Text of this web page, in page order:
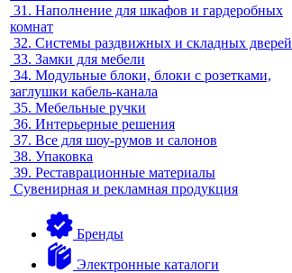
31. Наполнение для шкафов и гардеробных
комнат
32. Системы раздвижных и складных дверей
33. Замки для мебели
34. Модульные блоки, блоки с розетками,
заглушки кабель-канала
35. Мебельные ручки
36. Интерьерные решения
37. Все для шоу-румов и салонов
38. Упаковка
39. Реставрационные материалы
Сувенирная и рекламная продукция
Бренды
Электронные каталоги